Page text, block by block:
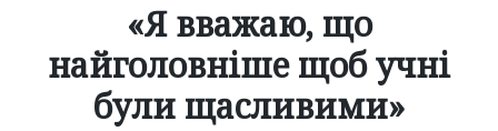
«Я вважаю, що
найголовніше щоб учні
були щасливими»